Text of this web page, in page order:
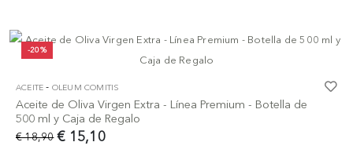
-20%
ACEITE - OLEUM COMITIS
Aceite de Oliva Virgen Extra - Línea Premium - Botella de
500 ml y Caja de Regalo
€ 15,10
€ 18,90